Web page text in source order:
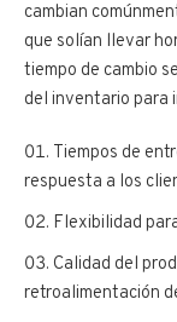
cambian
que solían llevar
tiempo de cambio
del inventario para
Tiempos de
respuesta a los
Flexibilidad
Calidad del
retroalimentación